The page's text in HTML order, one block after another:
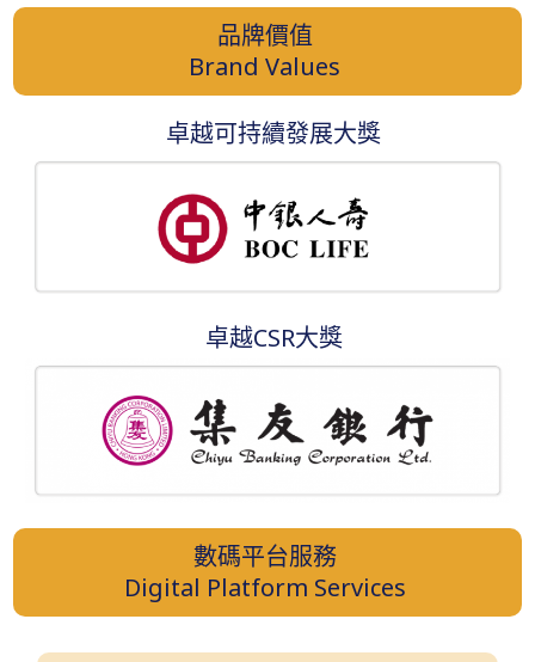
品牌價值
Brand Values
卓越可持續發展大獎
卓越CSR大獎
數碼平台服務
Digital Platform Services